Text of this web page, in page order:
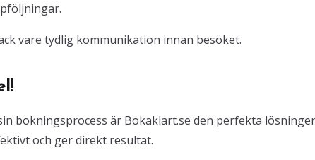
vare tydlig kommunikation innan besöket.
bokningsprocess är Bokaklart.se den perfekta
och ger direkt resultat.